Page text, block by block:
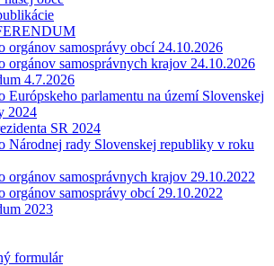
orgánov samosprávy obcí 24.10.2026
orgánov samosprávnych krajov 24.10.2026
4.7.2026
Európskeho parlamentu na území Slovenskej
2024
SR 2024
Národnej rady Slovenskej republiky v roku
orgánov samosprávnych krajov 29.10.2022
orgánov samosprávy obcí 29.10.2022
2023
formulár